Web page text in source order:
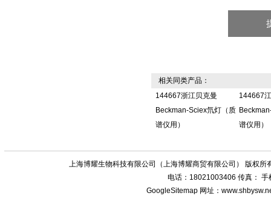
相关同类产品：
144667浙江贝克曼
Beckman-Sciex氘灯（质
谱仪用）
144667
谱仪用）
上海博耀生物科技有限公司（上海博耀商贸有限公司） 版权所
电话：18021003406 传真： 手
GoogleSitemap 网址：